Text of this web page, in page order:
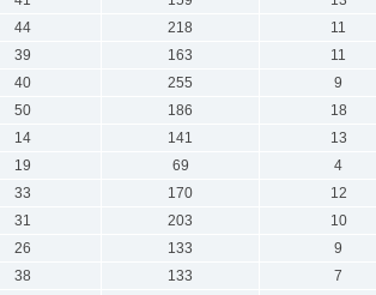
44 218 11
39 163 11
40 255 9
50 186 18
14 141 13
19 69 4
33 170 12
31 203 10
26 133 9
38 133 7